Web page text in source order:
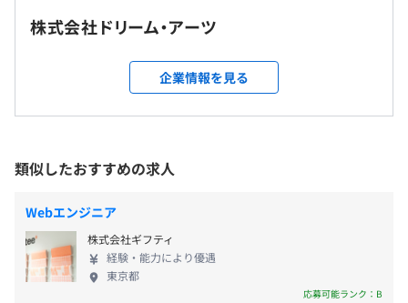
Terraform、Kubernetes、Datadog
恵比寿オフィス（東京都渋谷区恵比寿4-20-3）
or
沖縄オフィス（沖縄県那覇市前島3-25-1 泊ふ頭旅客ター
＜変更範囲＞
恵比寿オフィス（東京都渋谷区恵比寿4-20-3）
or
広島オフィス（広島県広島市中区大手町1-2-1）
実施日のみ
通勤交通費支給
インターンのためなし
社内勉強会・資格取得支援制度など
メンター制度の有無
キャリアコンサルティング制度の有無及びその内容
チーム上司との定期的な1on1、人事担当との定期的な
基本情報技術者試験などいくつかの外部団体の実施する検
定を活用
前年度の月平均所定外労働時間の実績
株式会社ドリーム・アーツ
企業情報を見る
類似したおすすめの求人
Webエンジニア
株式会社ギフティ
経験・能力により優遇
東京都
応募可能ランク：B